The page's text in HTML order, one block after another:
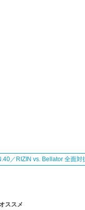
／RIZIN vs. Bellator 全面対
ススメ